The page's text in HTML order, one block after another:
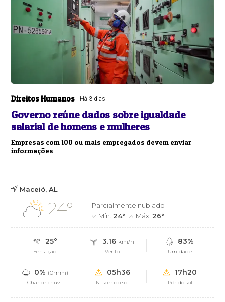
Direitos Humanos Há 3 dias
Governo reúne dados sobre igualdade
salarial de homens e mulheres
Empresas com 100 ou mais empregados devem enviar
informações
Maceió, AL
24°
Parcialmente nublado
Mín. 24° Máx. 26°
25°
Sensação
3.16 km/h
Vento
83%
Umidade
0% (0mm)
Chance chuva
05h36
Nascer do sol
17h20
Pôr do sol